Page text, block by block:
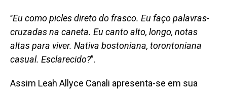
“Eu como picles direto do frasco. Eu faço palavras-
cruzadas na caneta. Eu canto alto, longo, notas
altas para viver. Nativa bostoniana, torontoniana
casual. Esclarecido?”.
Assim Leah Allyce Canali apresenta-se em sua